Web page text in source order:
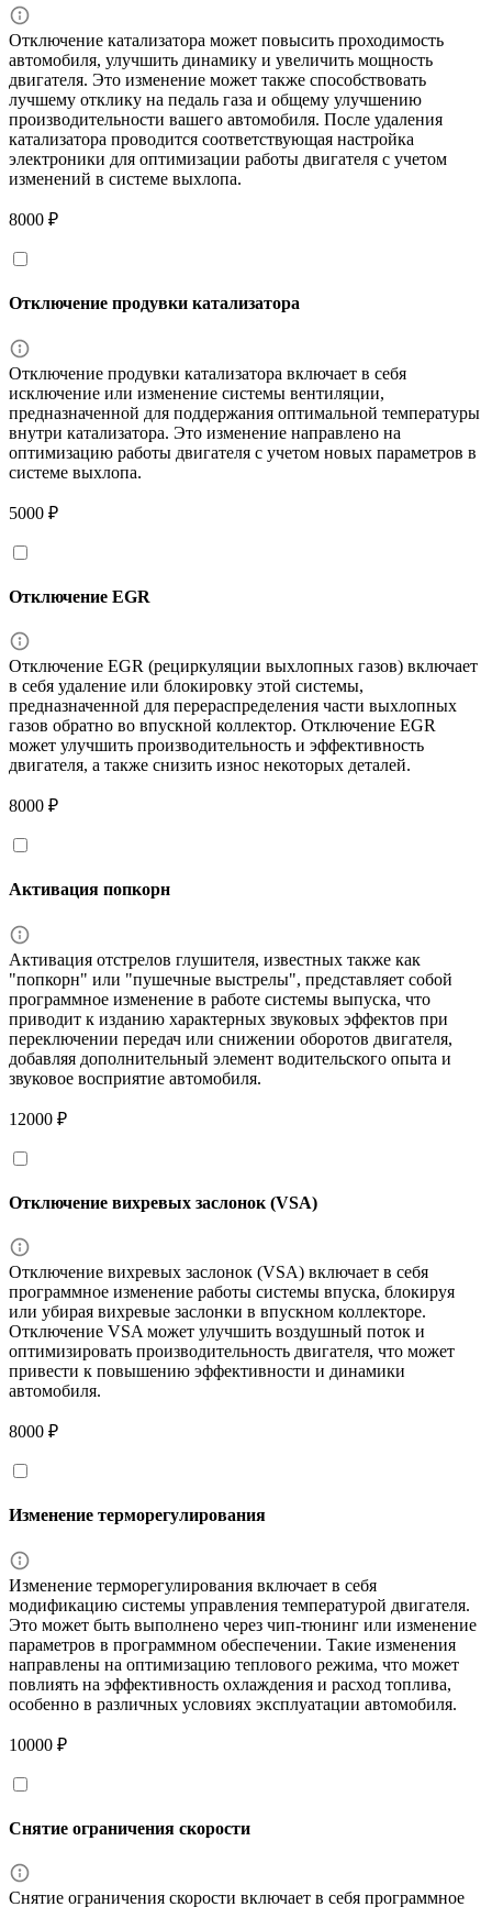
Отключение катализатора может повысить проходимость
автомобиля, улучшить динамику и увеличить мощность
двигателя. Это изменение может также способствовать
лучшему отклику на педаль газа и общему улучшению
производительности вашего автомобиля. После удаления
катализатора проводится соответствующая настройка
электроники для оптимизации работы двигателя с учетом
изменений в системе выхлопа.
8000 ₽
Отключение продувки катализатора
Отключение продувки катализатора включает в себя
исключение или изменение системы вентиляции,
предназначенной для поддержания оптимальной температуры
внутри катализатора. Это изменение направлено на
оптимизацию работы двигателя с учетом новых параметров в
системе выхлопа.
5000 ₽
Отключение EGR
Отключение EGR (рециркуляции выхлопных газов) включает
в себя удаление или блокировку этой системы,
предназначенной для перераспределения части выхлопных
газов обратно во впускной коллектор. Отключение EGR
может улучшить производительность и эффективность
двигателя, а также снизить износ некоторых деталей.
8000 ₽
Активация попкорн
Активация отстрелов глушителя, известных также как
"попкорн" или "пушечные выстрелы", представляет собой
программное изменение в работе системы выпуска, что
приводит к изданию характерных звуковых эффектов при
переключении передач или снижении оборотов двигателя,
добавляя дополнительный элемент водительского опыта и
звуковое восприятие автомобиля.
12000 ₽
Отключение вихревых заслонок (VSA)
Отключение вихревых заслонок (VSA) включает в себя
программное изменение работы системы впуска, блокируя
или убирая вихревые заслонки в впускном коллекторе.
Отключение VSA может улучшить воздушный поток и
оптимизировать производительность двигателя, что может
привести к повышению эффективности и динамики
автомобиля.
8000 ₽
Изменение терморегулирования
Изменение терморегулирования включает в себя
модификацию системы управления температурой двигателя.
Это может быть выполнено через чип-тюнинг или изменение
параметров в программном обеспечении. Такие изменения
направлены на оптимизацию теплового режима, что может
повлиять на эффективность охлаждения и расход топлива,
особенно в различных условиях эксплуатации автомобиля.
10000 ₽
Снятие ограничения скорости
Снятие ограничения скорости включает в себя программное